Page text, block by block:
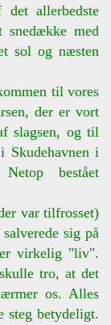
allerbedste
snedække med
sol og næsten
til vores
der er vort
slagsen, og til
Skudehavnen i
bestået
var tilfrosset)
sig på
virkelig "liv".
tro, at det
os. Alles
steg betydeligt.